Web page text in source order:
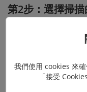
第2步：選擇掃
為了救回手機的聯絡
我們使用 cookies 來
「接受